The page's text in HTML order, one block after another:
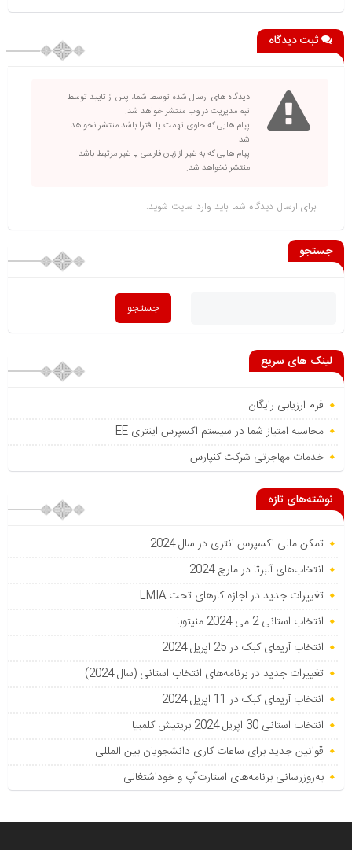
ثبت دیدگاه
دیدگاه های ارسال شده توسط شما، پس از تایید توسط
تیم مدیریت در وب منتشر خواهد شد.
پیام هایی که حاوی تهمت یا افترا باشد منتشر نخواهد
شد.
پیام هایی که به غیر از زبان فارسی یا غیر مرتبط باشد
منتشر نخواهد شد.
برای ارسال دیدگاه شما باید وارد سایت شوید.
جستجو
لینک های سریع
فرم ارزیابی رایگان
محاسبه امتیاز شما در سیستم اکسپرس اینتری EE
خدمات مهاجرتی شرکت کنپارس
نوشته‌های تازه
تمکن مالی اکسپرس انتری در سال 2024
انتخاب‌های آلبرتا در مارچ 2024
تغییرات جدید در اجازه کارهای تحت LMIA
انتخاب استانی 2 می 2024 منیتوبا
انتخاب آریمای کبک در 25 اپریل 2024
تغییرات جدید در برنامه‌های انتخاب استانی (سال 2024)
انتخاب آریمای کبک در 11 اپریل 2024
انتخاب استانی 30 اپریل 2024 بریتیش کلمبیا
قوانین جدید برای ساعات کاری دانشجویان بین المللی
به‌روزرسانی برنامه‌های استارت‌آپ و خوداشتغالی